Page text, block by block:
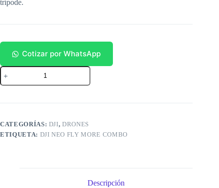
trípode.
Cotizar por WhatsApp
Neo
Fly
More
cantidad
CATEGORÍAS: DJI,DRONES
ETIQUETA: DJI NEO FLY MORE COMBO
Descripción